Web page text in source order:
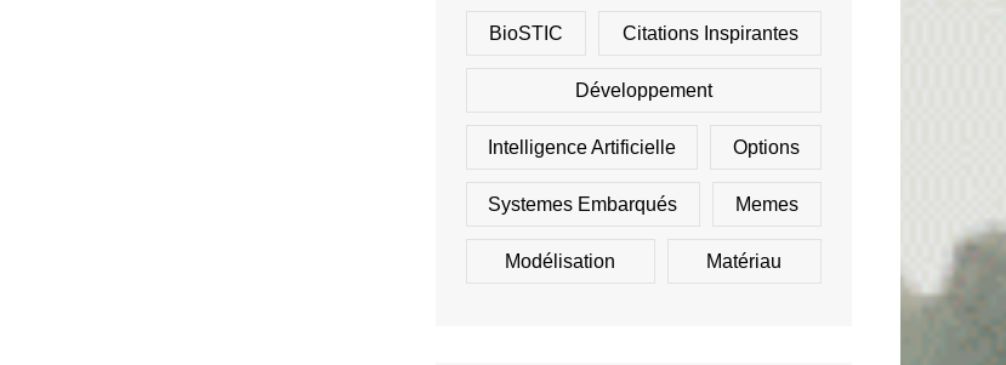
BioSTIC Citations Inspirantes
Développement
Intelligence Artificielle Options
Systemes Embarqués Memes
Modélisation Matériau